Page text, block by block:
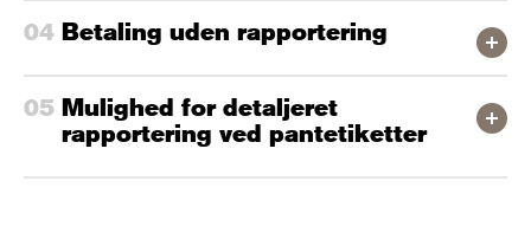
Betaling uden rapportering
Mulighed for detaljeret
rapportering ved pantetiketter